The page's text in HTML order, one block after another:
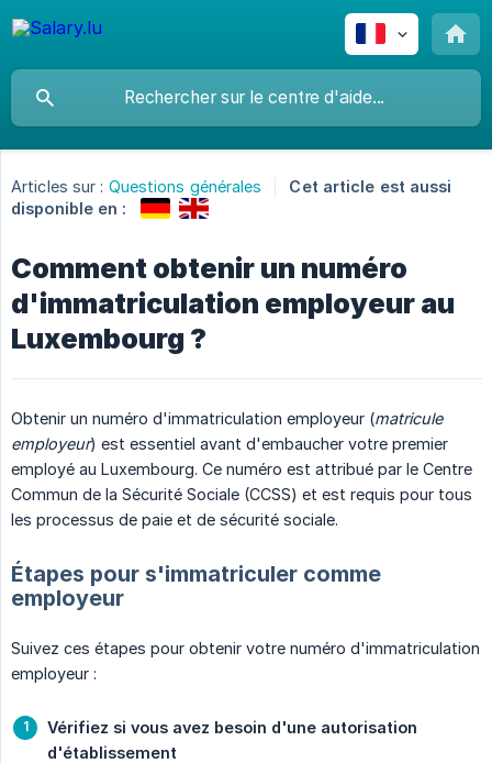
Articles sur : Questions générales
Cet article est aussi
disponible en :
Comment obtenir un numéro
d'immatriculation employeur au
Luxembourg ?
Obtenir un numéro d'immatriculation employeur (matricule
employeur) est essentiel avant d'embaucher votre premier
employé au Luxembourg. Ce numéro est attribué par le Centre
Commun de la Sécurité Sociale (CCSS) et est requis pour tous
les processus de paie et de sécurité sociale.
Étapes pour s'immatriculer comme
employeur
Suivez ces étapes pour obtenir votre numéro d'immatriculation
employeur :
Vérifiez si vous avez besoin d'une autorisation
d'établissement